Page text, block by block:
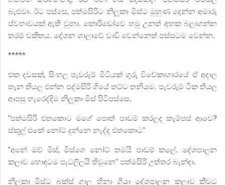
බැළුවා. ඊට පස්සෙ,පත්මසිරිට නිලූකා මිස්ට මුහුණ දෙන්න අමාරු
ස්වභාවයක් ඇති වුනා. කොරිඩෝවෙ හමු උනත් අහක බලාගන්න
තරම් චකිතය. දේශන ශාලාවේ වාඩි වෙන්නෙත් පස්සටම වෙන්න.
*****
එක දවසක්, සිංහල පැවරුම් මිටියක් ගුරු විවේකාගාරයේ ඒ අදාල
තැන තියල එන්න පද්මසිරි ගියේ තට්ට තනියම. පැවරුම් ටික තියල
ආපසු හැරෙද්දිම නිලූකා මිස් පිටිපස්සෙ.
"පත්මසිරි එතකොට මගේ පොත් පාඩම් කරලද කැම්පස් ආවෙ?
ස්කූල් එකේ නෝට් දුන්නෙ නැද්ද එතකොට"
"අනේ ඔව් මිස්,මිස්ගෙ නෝට් තමයි පාඩම් කලේ. දේශපාලන
කලාව හොඳටම පැටලිලයි තිවුනෙ" පත්මසිරි උත්තර බැන්ඳා.
නිලූකා මිස්ට බක්ස් ගාල හිනා ගියා දේශපාලන කලාව කීවට